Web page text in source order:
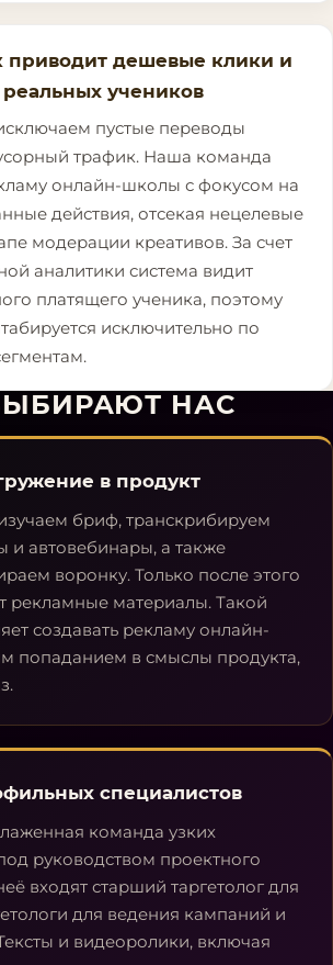
приводит дешевые клики и
реальных учеников
пустые переводы
трафик. Наша команда
онлайн-школы с фокусом на
действия, отсекая нецелевые
модерации креативов. За счет
аналитики система видит
платящего ученика, поэтому
исключительно по
НАС
в продукт
бриф, транскрибируем
и автовебинары, а также
воронку. Только после этого
рекламные материалы. Такой
создавать рекламу онлайн-
попаданием в смыслы продукта,
специалистов
команда узких
руководством проектного
входят старший таргетолог для
для ведения кампаний и
и видеоролики, включая